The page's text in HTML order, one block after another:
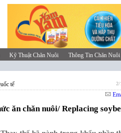
Kỹ Thuật Chăn Nuôi Thông Tin Chăn Nuôi
tế 2/
ăn chăn nuôi/ Replacing